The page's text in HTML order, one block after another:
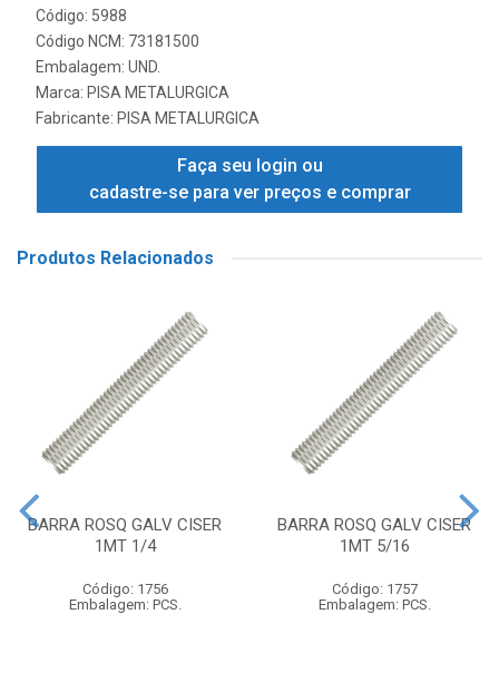
Código: 5988
Código NCM: 73181500
Embalagem: UND.
Marca: PISA METALURGICA
Fabricante: PISA METALURGICA
Faça seu login ou
cadastre-se para ver preços e comprar
Produtos Relacionados
BARRA ROSQ GALV CISER
1MT 1/4
Código: 1756
Embalagem: PCS.
BARRA ROSQ GALV CISER
1MT 5/16
Código: 1757
Embalagem: PCS.